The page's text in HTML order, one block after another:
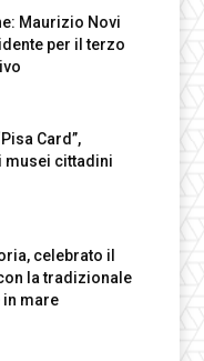
Maurizio Novi
per il terzo
Card”,
musei cittadini
celebrato il
la tradizionale
mare